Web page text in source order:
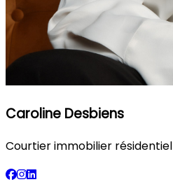
Caroline Desbiens
Courtier immobilier résidentiel